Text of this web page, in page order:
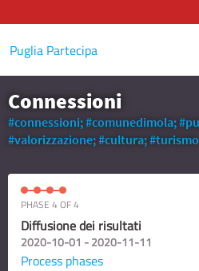
Puglia Partecipa
Connessioni
#connessioni;#comunedimola;
#valorizzazione;#cultura;#turismo
PHASE 4 OF 4
Diffusione dei risultati
2020-10-01 - 2020-11-11
Process phases